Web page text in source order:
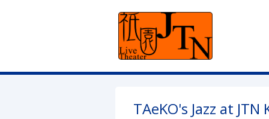
TAeKO's Jazz at JTN